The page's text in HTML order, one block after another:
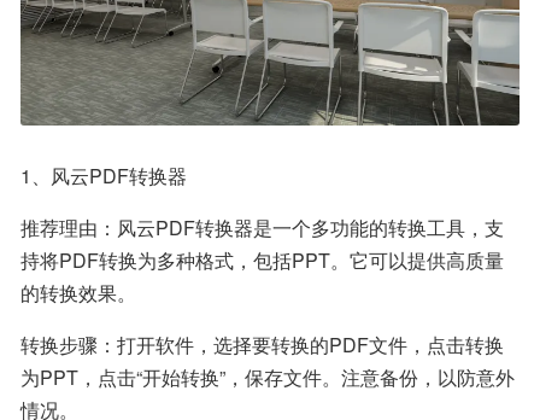
1、风云PDF转换器
推荐理由：风云PDF转换器是一个多功能的转换工具，支
持将PDF转换为多种格式，包括PPT。它可以提供高质量
的转换效果。
转换步骤：打开软件，选择要转换的PDF文件，点击转换
为PPT，点击“开始转换”，保存文件。注意备份，以防意外
情况。